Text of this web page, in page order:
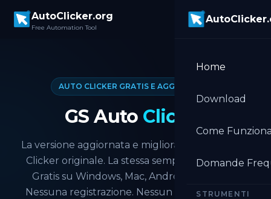
AutoClicker.org
Free Automation Tool
Home
Download
Come
Domande
STRUMENTI
AUTO CLICKER GRATIS E AGGIORNATO
GS Auto Clicker
La versione aggiornata e migliorata del GS Auto
Clicker originale. La stessa semplicità familiare.
Gratis su Windows, Mac, Android e Chrome.
Nessuna registrazione. Nessun abbonamento.